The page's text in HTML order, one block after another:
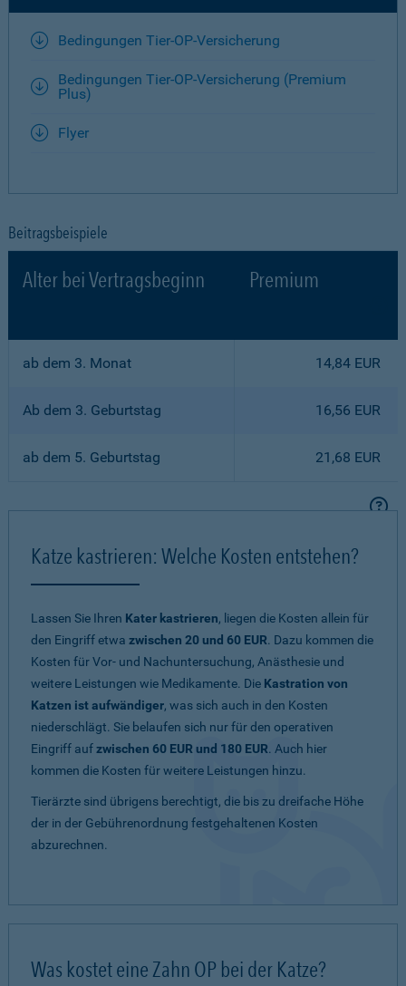
Bedingungen Tier-OP-Versicherung
Bedingungen Tier-OP-Versicherung (Premium
Plus)
Flyer
Beitragsbeispiele
Alter bei Vertragsbeginn Premium
ab dem 3. Monat 14,84 EUR
Ab dem 3. Geburtstag 16,56 EUR
ab dem 5. Geburtstag 21,68 EUR
Katze kastrieren: Welche Kosten entstehen?
Lassen Sie Ihren Kater kastrieren, liegen die Kosten allein für
den Eingriff etwa zwischen 20 und 60 EUR. Dazu kommen die
Kosten für Vor- und Nachuntersuchung, Anästhesie und
weitere Leistungen wie Medikamente. Die Kastration von
Katzen ist aufwändiger, was sich auch in den Kosten
niederschlägt. Sie belaufen sich nur für den operativen
Eingriff aufzwischen 60 EUR und 180 EUR. Auch hier
kommen die Kosten für weitere Leistungen hinzu.
Tierärzte sind übrigens berechtigt, die bis zu dreifache Höhe
der in der Gebührenordnung festgehaltenen Kosten
abzurechnen.
Was kostet eine Zahn OP bei der Katze?